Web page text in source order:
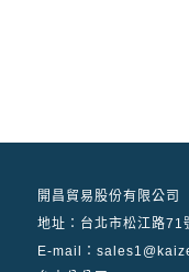
開昌貿易股份有限公司
地址： 台北市松江路71
E-mail：